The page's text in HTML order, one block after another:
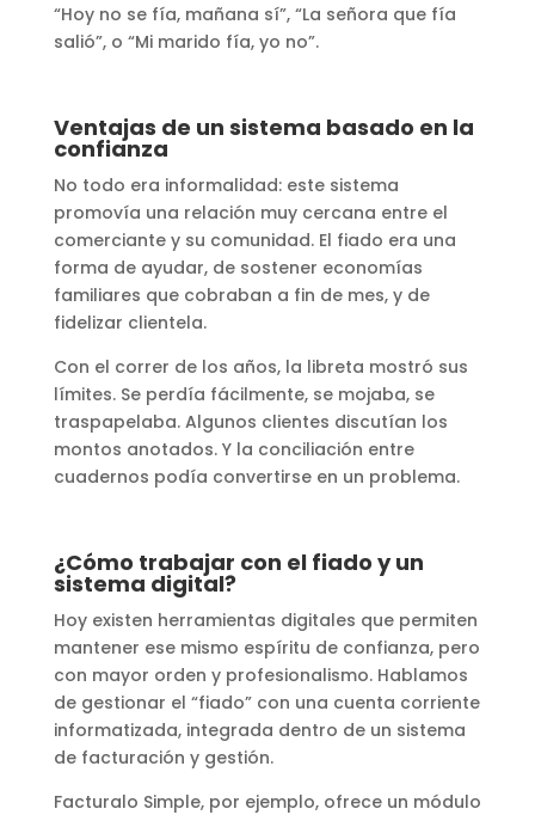
“Hoy no se fía, mañana sí”, “La señora que fía
salió”, o “Mi marido fía, yo no”.
Ventajas de un sistema basado en la
confianza
No todo era informalidad: este sistema
promovía una relación muy cercana entre el
comerciante y su comunidad. El fiado era una
forma de ayudar, de sostener economías
familiares que cobraban a fin de mes, y de
fidelizar clientela.
Con el correr de los años, la libreta mostró sus
límites. Se perdía fácilmente, se mojaba, se
traspapelaba. Algunos clientes discutían los
montos anotados. Y la conciliación entre
cuadernos podía convertirse en un problema.
¿Cómo trabajar con el fiado y un
sistema digital?
Hoy existen herramientas digitales que permiten
mantener ese mismo espíritu de confianza, pero
con mayor orden y profesionalismo. Hablamos
de gestionar el “fiado” con una cuenta corriente
informatizada, integrada dentro de un sistema
de facturación y gestión.
Facturalo Simple, por ejemplo, ofrece un módulo